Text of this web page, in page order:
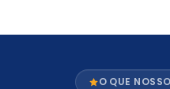
O QUE